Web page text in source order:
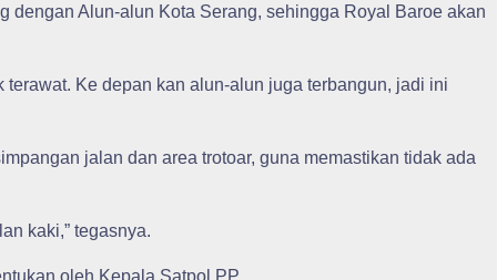
dengan Alun-alun Kota Serang, sehingga Royal Baroe akan
Ke depan kan alun-alun juga terbangun, jadi ini
jalan dan area trotoar, guna memastikan tidak ada
kaki,” tegasnya.
oleh Kepala Satpol PP.